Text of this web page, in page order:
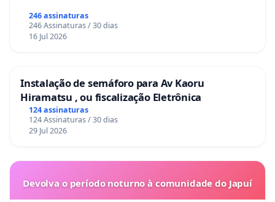
246 assinaturas
246 Assinaturas / 30 dias
16 Jul 2026
Instalação de semáforo para Av Kaoru
Hiramatsu , ou fiscalização Eletrônica
124 assinaturas
124 Assinaturas / 30 dias
29 Jul 2026
Devolva o período noturno à comunidade do Japuí